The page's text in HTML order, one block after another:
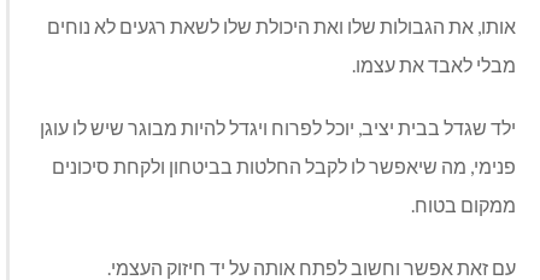
אותו, את הגבולות שלו ואת היכולת שלו לשאת רגעים לא נוחים
מבלי לאבד את עצמו.
ילד שגדל בבית יציב, יוכל לפרוח ויגדל להיות מבוגר שיש לו עוגן
פנימי, מה שיאפשר לו לקבל החלטות בביטחון ולקחת סיכונים
ממקום בטוח.
עם זאת אפשר וחשוב לפתח אותה על יד חיזוק העצמי.